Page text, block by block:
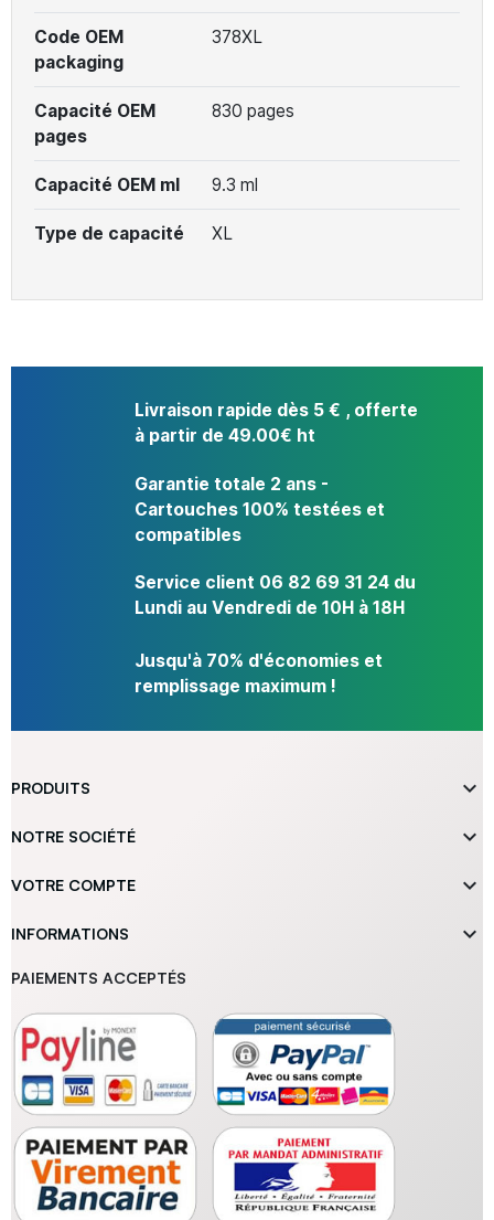
Code OEM
packaging
378XL
Capacité OEM
pages
830 pages
Capacité OEM ml 9.3 ml
Type de capacité XL
Livraison rapide dès 5 € , offerte
à partir de 49.00€ ht
Garantie totale 2 ans -
Cartouches 100% testées et
compatibles
Service client 06 82 69 31 24 du
Lundi au Vendredi de 10H à 18H
Jusqu'à 70% d'économies et
remplissage maximum !
PRODUITS 
NOTRE SOCIÉTÉ 
VOTRE COMPTE 
INFORMATIONS 
PAIEMENTS ACCEPTÉS